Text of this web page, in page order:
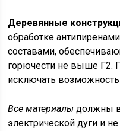
Деревянные
обработке
составами,
горючести не выше Г2.
исключать
Все материалы должны
электрической дуги и